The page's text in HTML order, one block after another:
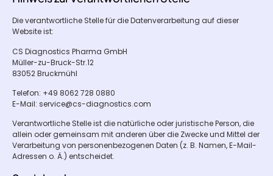
Die verantwortliche Stelle für die Datenverarbeitung auf dieser
Website ist:
CS Diagnostics Pharma GmbH
Müller-zu-Bruck-Str.12
83052 Bruckmühl
Telefon: +49 8062 728 0880
E-Mail: service@cs-diagnostics.com
Verantwortliche Stelle ist die natürliche oder juristische Person, die
allein oder gemeinsam mit anderen über die Zwecke und Mittel der
Verarbeitung von personenbezogenen Daten (z. B. Namen, E-Mail-
Adressen o. Ä.) entscheidet.